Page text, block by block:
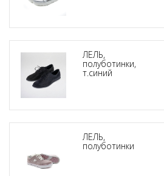
ЛЕЛЬ,
полуботинки,
т.синий
ЛЕЛЬ,
полуботинки